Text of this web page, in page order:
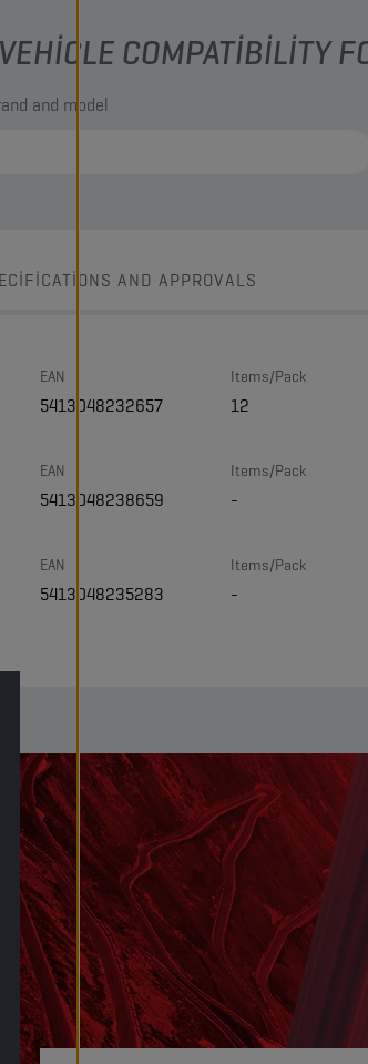
COMPATIBILITY
and model
AND APPROVALS
EAN
5413048232657
Items/Pack
12
EAN
5413048238659
Items/Pack
-
EAN
5413048235283
Items/Pack
-